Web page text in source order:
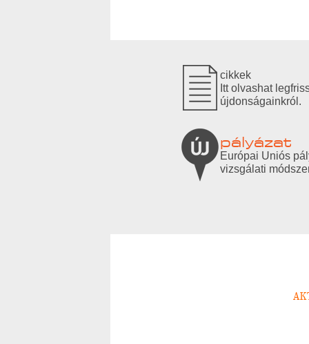
cikkek
Itt olvashat
újdonságainkról.
pályázat
Európai Uniós
vizsgálati